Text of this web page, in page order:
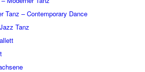
Tanz – Contemporary Dance
Tanz